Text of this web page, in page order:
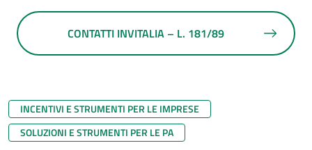
CONTATTI INVITALIA – L. 181/89
INCENTIVI E STRUMENTI PER LE IMPRESE
SOLUZIONI E STRUMENTI PER LE PA